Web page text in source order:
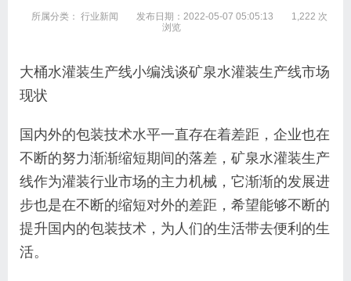
所属分类： 行业新闻 发布日期：2022-05-07 05:05:13
1,222 次
浏览
大桶水灌装生产线小编浅谈矿泉水灌装生产线市场
现状
国内外的包装技术水平一直存在着差距，企业也在
不断的努力渐渐缩短期间的落差，矿泉水灌装生产
线作为灌装行业市场的主力机械，它渐渐的发展进
步也是在不断的缩短对外的差距，希望能够不断的
提升国内的包装技术，为人们的生活带去便利的生
活。